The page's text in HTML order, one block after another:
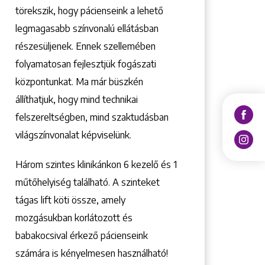
törekszik, hogy pácienseink a lehető
legmagasabb színvonalú ellátásban
részesüljenek. Ennek szellemében
folyamatosan fejlesztjük fogászati
központunkat. Ma már büszkén
állíthatjuk, hogy mind technikai
felszereltségben, mind szaktudásban
világszínvonalat képviselünk.
Három szintes klinikánkon 6 kezelő ­és 1
műtőhelyiség található. A szinteket
tágas lift köti össze, amely
mozgásukban korlátozott és
babakocsival érkező pácienseink
számára is kényelmesen használható!